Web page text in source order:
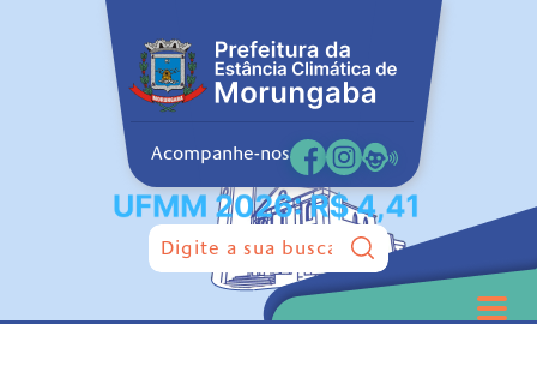
Acompanhe-nos
Pesquisar: